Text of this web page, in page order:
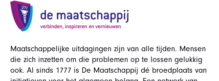
Maatschappelijke uitdagingen zijn van alle tijden. Mensen
die zich inzetten om die problemen op te lossen gelukkig
ook. Al sinds 1777 is De Maatschappij dé broedplaats van